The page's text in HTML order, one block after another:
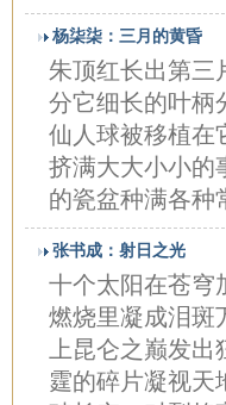
杨柒柒：三月的黄昏
朱顶红长出第三
分它细长的叶
仙人球被移植
挤满大大小小的
的瓷盆种满各种
张书成：射日之光
十个太阳在苍穹
燃烧里凝成泪斑
上昆仑之巅发
霆的碎片凝视天